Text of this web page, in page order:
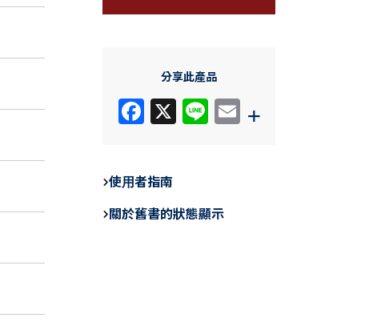
分享此產品
F
a
e
b
X Li
n
E
+
使用者指南
關於舊書的狀態顯示